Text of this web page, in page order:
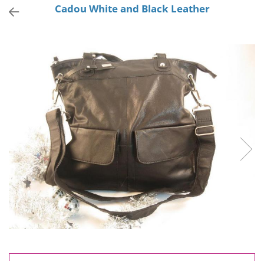
Coliere
Destinatari
Bijuterii Femei
Bijuterii Copii
Bijuterii Mirese
Selectii
Reduceri
Cele mai noi
Cele mai vandute
Cele mai votate
Cu video
Pret
Cadou White and Black Leather